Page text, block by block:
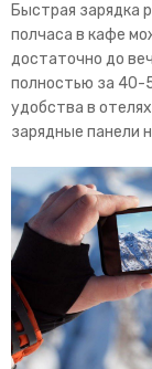
Быстрая зарядка
полчаса в кафе
достаточно до
полностью за 40-
удобства в
зарядные панели